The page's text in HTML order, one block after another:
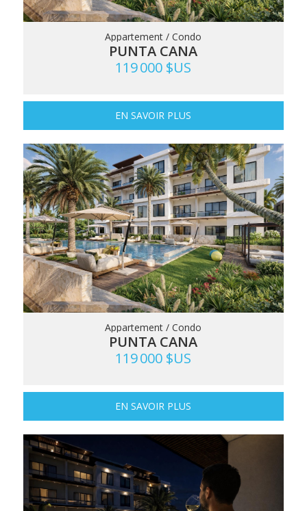
Appartement / Condo
PUNTA CANA
119 000 $US
EN SAVOIR PLUS
Appartement / Condo
PUNTA CANA
119 000 $US
EN SAVOIR PLUS